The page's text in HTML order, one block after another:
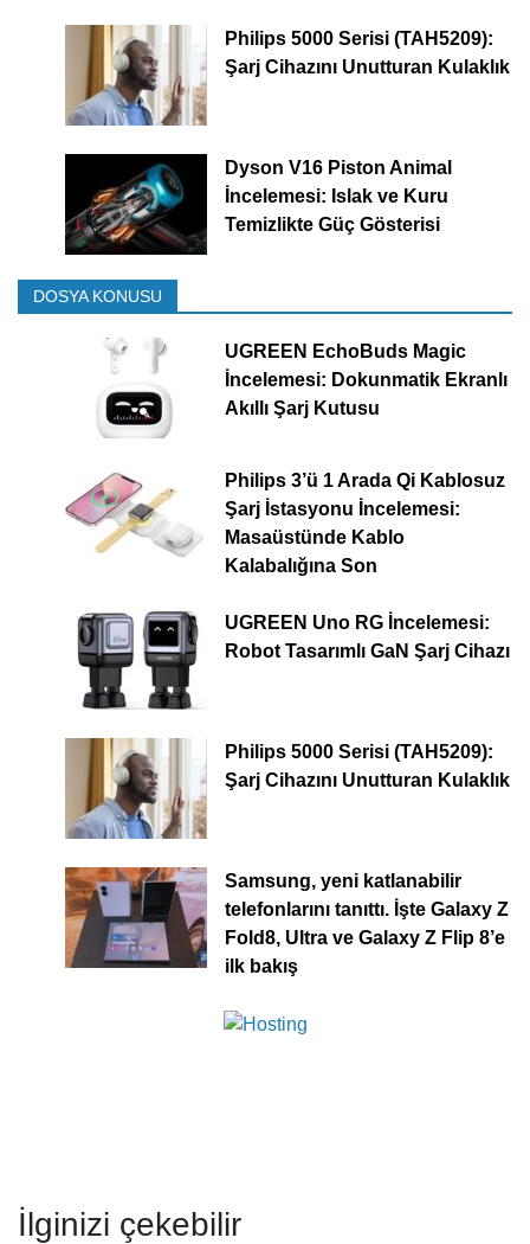
Philips 5000 Serisi (TAH5209):
Şarj Cihazını Unutturan Kulaklık
Dyson V16 Piston Animal
İncelemesi: Islak ve Kuru
Temizlikte Güç Gösterisi
DOSYA KONUSU
UGREEN EchoBuds Magic
İncelemesi: Dokunmatik Ekranlı
Akıllı Şarj Kutusu
Philips 3’ü 1 Arada Qi Kablosuz
Şarj İstasyonu İncelemesi:
Masaüstünde Kablo
Kalabalığına Son
UGREEN Uno RG İncelemesi:
Robot Tasarımlı GaN Şarj Cihazı
Philips 5000 Serisi (TAH5209):
Şarj Cihazını Unutturan Kulaklık
Samsung, yeni katlanabilir
telefonlarını tanıttı. İşte Galaxy Z
Fold8, Ultra ve Galaxy Z Flip 8’e
ilk bakış
İlginizi çekebilir